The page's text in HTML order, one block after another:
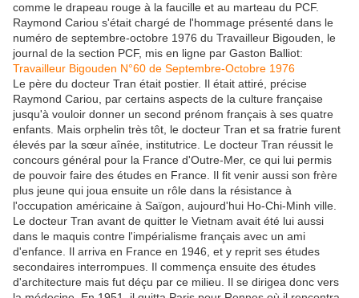
comme le drapeau rouge à la faucille et au marteau du PCF.
Raymond Cariou s'était chargé de l'hommage présenté dans le
numéro de septembre-octobre 1976 du Travailleur Bigouden, le
journal de la section PCF, mis en ligne par Gaston Balliot:
Travailleur Bigouden N°60 de Septembre-Octobre 1976
Le père du docteur Tran était postier. Il était attiré, précise
Raymond Cariou, par certains aspects de la culture française
jusqu'à vouloir donner un second prénom français à ses quatre
enfants. Mais orphelin très tôt, le docteur Tran et sa fratrie furent
élevés par la sœur aînée, institutrice. Le docteur Tran réussit le
concours général pour la France d'Outre-Mer, ce qui lui permis
de pouvoir faire des études en France. Il fit venir aussi son frère
plus jeune qui joua ensuite un rôle dans la résistance à
l'occupation américaine à Saïgon, aujourd'hui Ho-Chi-Minh ville.
Le docteur Tran avant de quitter le Vietnam avait été lui aussi
dans le maquis contre l'impérialisme français avec un ami
d'enfance. Il arriva en France en 1946, et y reprit ses études
secondaires interrompues. Il commença ensuite des études
d'architecture mais fut déçu par ce milieu. Il se dirigea donc vers